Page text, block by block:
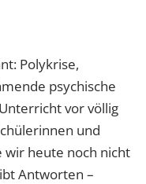
Polykrise,
psychische
vor völlig
und
wir heute noch nicht
Antworten –